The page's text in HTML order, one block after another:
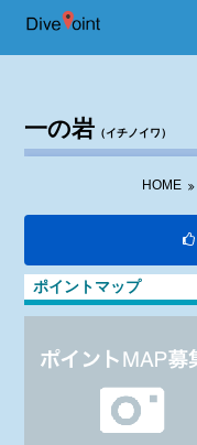
伊豆
一の岩 （イチノイワ）
HOME
ポイントマップ